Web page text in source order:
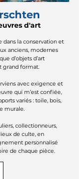
d'art
dans la conservation et
anciens, modernes
d’objets d’art
grand format.
avec exigence et
qui m’est confiée,
variés : toile, bois,
murale.
collectionneurs,
de culte, en
personnalisé
de chaque pièce.